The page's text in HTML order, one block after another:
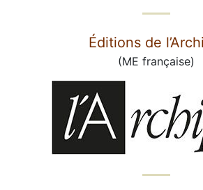
Éditions de
(ME française)